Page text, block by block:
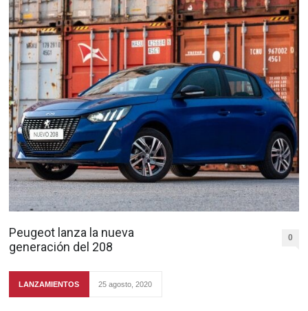
Peugeot lanza la nueva
generación del 208
0
LANZAMIENTOS 25 agosto, 2020